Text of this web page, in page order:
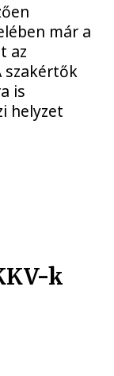
már a
az
szakértők
is
helyzet
k